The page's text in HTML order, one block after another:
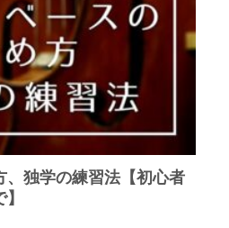
、独学の練習法【初心者